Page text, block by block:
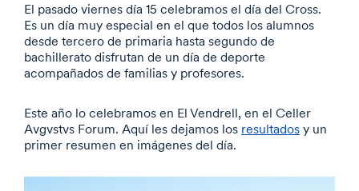
El pasado viernes día 15 celebramos el día del Cross.
Es un día muy especial en el que todos los alumnos
desde tercero de primaria hasta segundo de
bachillerato disfrutan de un día de deporte
acompañados de familias y profesores.
Este año lo celebramos en El Vendrell, en el Celler
Avgvstvs Forum. Aquí les dejamos los resultados y un
primer resumen en imágenes del día.